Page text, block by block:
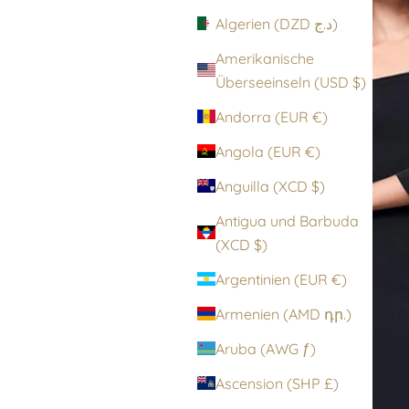
Algerien (DZD د.ج)
Amerikanische
Überseeinseln (USD $)
Andorra (EUR €)
Angola (EUR €)
Anguilla (XCD $)
Antigua und Barbuda
(XCD $)
Argentinien (EUR €)
Armenien (AMD դր.)
Aruba (AWG ƒ)
Ascension (SHP £)